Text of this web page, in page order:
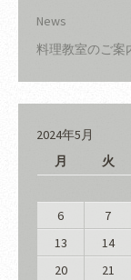
News
料理教室のご案
2024年5月
月
火
6
7
13
14
20
21